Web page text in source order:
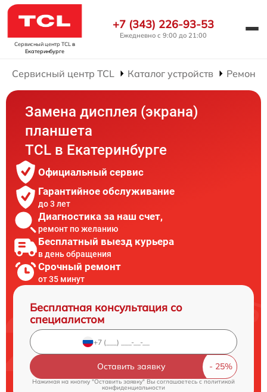
Сервисный центр TCL в
Екатеринбурге
+7 (343) 226-93-53
Ежедневно с 9:00 до 21:00
Сервисный центр TCL Каталог устройств Ремонт
Замена дисплея (экрана)
планшета
TCL в Екатеринбурге
Официальный сервис
Гарантийное обслуживание
до 3 лет
Диагностика за наш счет,
ремонт по желанию
Бесплатный выезд курьера
в день обращения
Срочный ремонт
от 35 минут
Бесплатная консультация со
специалистом
Оставить заявку
Нажимая на кнопку "Оставить заявку" Вы соглашаетесь cполитикой
конфиденциальности